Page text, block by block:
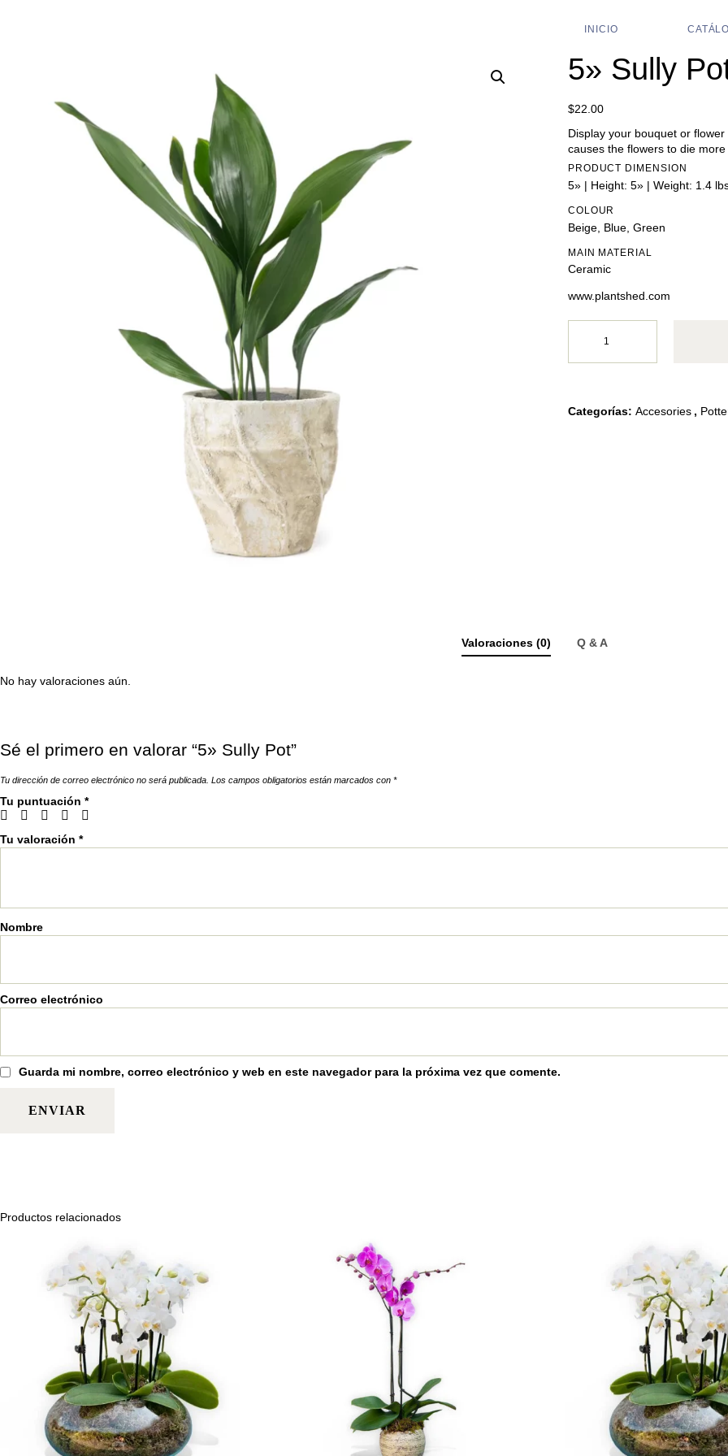
INICIO
5» Sully
$22.00
Display your bouquet or
causes the flowers to die more
PRODUCT DIMENSION
5» | Height: 5» | Weight: 1.4
COLOUR
Beige, Blue, Green
MAIN MATERIAL
Ceramic
www.plantshed.com
Categorías: Accesories ,
Valoraciones (0) Q & A
No hay valoraciones aún.
Sé el primero en valorar “5» Sully Pot”
Tu dirección de correo electrónico no será publicada. Los campos obligatorios están marcados con *
Tu puntuación *
Tu valoración *
Nombre
Correo electrónico
Guarda mi nombre, correo electrónico y web en este navegador para la próxima vez que comente.
Productos relacionados